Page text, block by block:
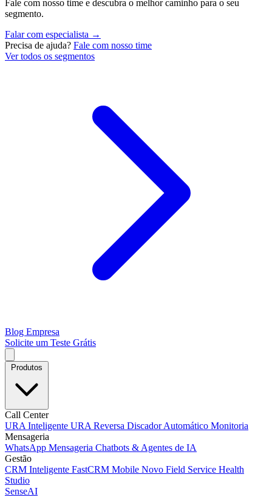
Fale com nosso time e descubra o melhor caminho para o seu
segmento.
Falar com especialista →
Precisa de ajuda? Fale com nosso time
Ver todos os segmentos
Blog Empresa
Solicite um Teste Grátis
Produtos
Call Center
URA Inteligente URA Reversa Discador Automático Monitoria
Mensageria
WhatsApp Mensageria Chatbots & Agentes de IA
Gestão
CRM Inteligente FastCRM Mobile Novo Field Service Health
Studio
SenseAI